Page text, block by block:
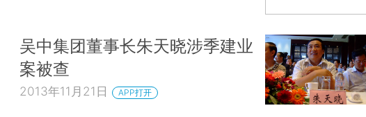
吴中集团董事长朱天晓涉季建业
案被查
2013年11月21日 APP打开